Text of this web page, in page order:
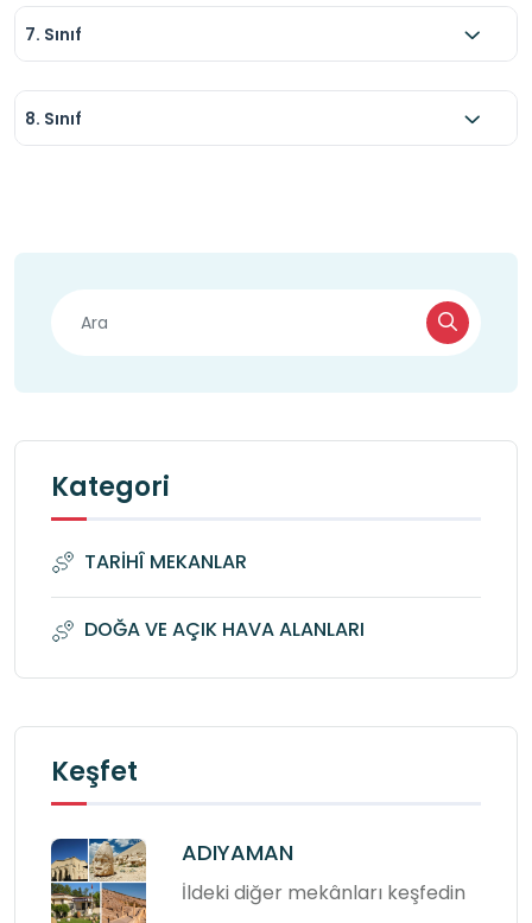
7. Sınıf
8. Sınıf
Kategori
TARİHÎ MEKANLAR
DOĞA VE AÇIK HAVA ALANLARI
Keşfet
ADIYAMAN
İldeki diğer mekânları keşfedin